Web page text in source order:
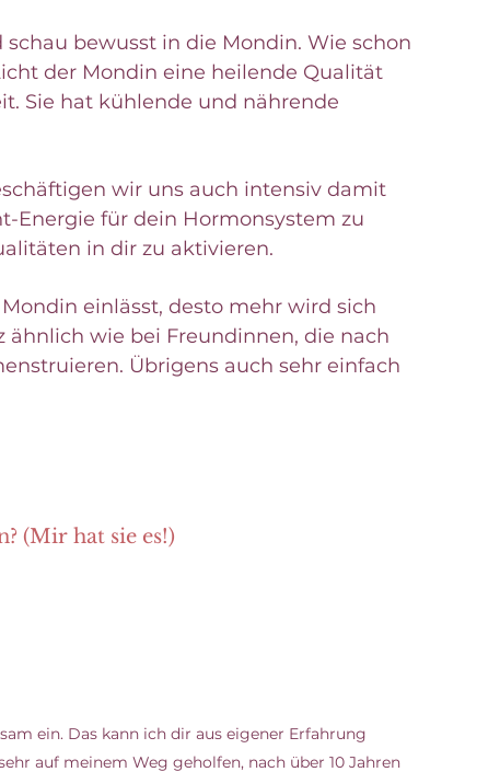
bewusst in die Mondin. Wie schon
der Mondin eine heilende Qualität
Sie hat kühlende und nährende
wir uns auch intensiv damit
Energie für dein Hormonsystem zu
in dir zu aktivieren.
einlässt, desto mehr wird sich
ähnlich wie bei Freundinnen, die nach
Übrigens auch sehr einfach
(Mir hat sie es!)
ein. Das kann ich dir aus eigener Erfahrung
auf meinem Weg geholfen, nach über 10 Jahren